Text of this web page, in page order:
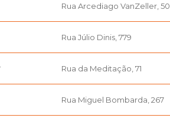
Rua Arcediago VanZeller, 50
Rua Júlio Dinis, 779
Rua da Meditação, 71
Rua Miguel Bombarda, 267